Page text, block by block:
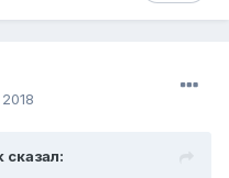
сказал: